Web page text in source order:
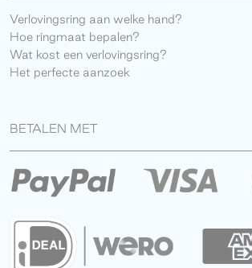
Verlovingsring aan welke hand?
Hoe ringmaat bepalen?
Wat kost een verlovingsring?
Het perfecte aanzoek
BETALEN MET